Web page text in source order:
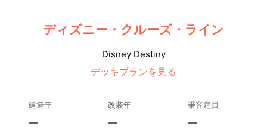
ディズニー・クルーズ・ライン
Disney Destiny
デッキプランを見る
建造年
—
改装年
—
乗客定員
—